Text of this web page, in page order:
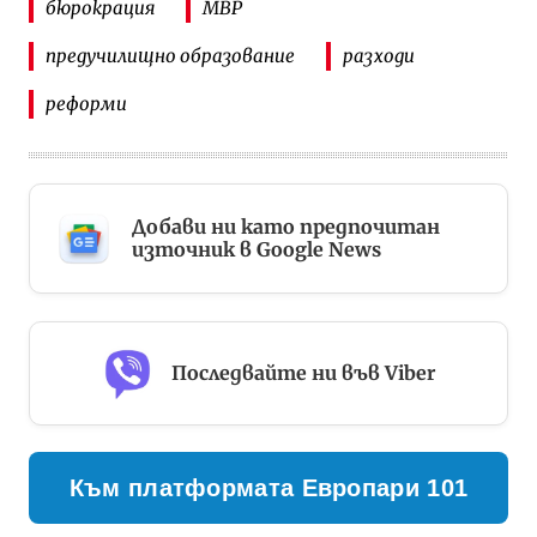
бюрокрация МВР
предучилищно образование разходи
реформи
Добави ни като предпочитан
източник в Google News
Последвайте ни във Viber
Към платформата Европари 101